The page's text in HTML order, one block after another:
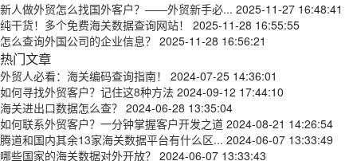
新人做外贸怎么找国外客户？——外贸新手必... 2025-11-27 16:48:41
纯干货！多个免费海关数据查询网站！
2025-11-28 16:55:55
怎么查询外国公司的企业信息？ 2025-11-28 16:56:21
热门文章
外贸人必看：海关编码查询指南！
2024-07-25 14:36:01
如何寻找外贸客户？记住这8种方法 2024-09-12 17:44:10
海关进出口数据怎么查？ 2024-06-28 13:35:04
如何联系外贸客户？一分钟掌握客户开发之道 2024-08-21 14:26:54
腾道和国内其余13家海关数据平台有什么区... 2024-06-07 13:33:49
哪些国家的海关数据对外开放？ 2024-06-07 13:33:43